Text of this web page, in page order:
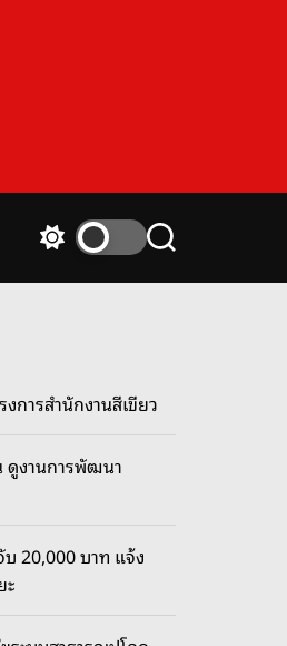
i
o
r
e
S
a
การสำนักงานสีเขียว
งานการพัฒนา
20,000 บาท แจ้ง